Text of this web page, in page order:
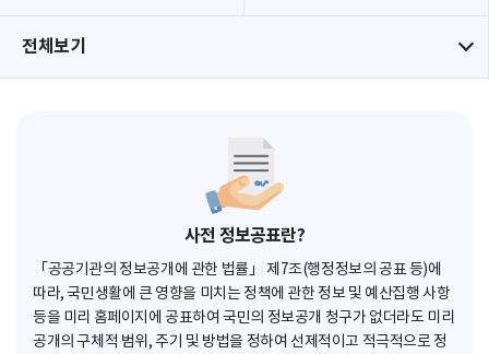
전체보기
사전 정보공표란?
「공공기관의 정보공개에 관한 법률」 제7조(행정정보의 공표 등)에
따라, 국민생활에 큰 영향을 미치는 정책에 관한 정보 및 예산집행 사항
등을 미리 홈페이지에 공표하여 국민의 정보공개 청구가 없더라도 미리
공개의 구체적 범위, 주기 및 방법을 정하여 선제적이고 적극적으로 정